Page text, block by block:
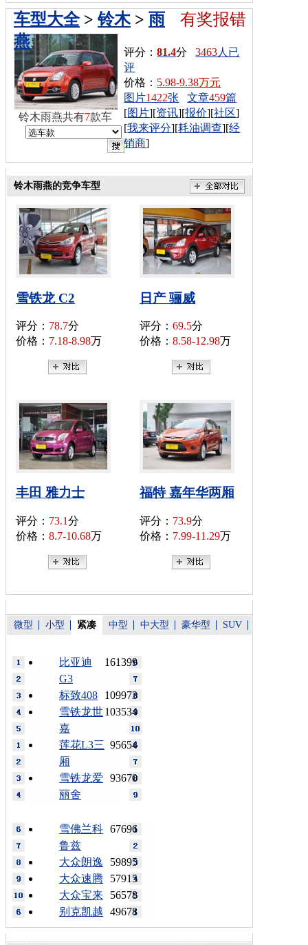
有奖报错
车型大全>铃木> 雨
燕
评分：81.4分3463人已
评
价格： 5.98-9.38万元
图片1422张 文章459篇
[图片][资讯][报价][社区]
[我来评分][耗油调查][经
销商]
铃木雨燕共有7款车
铃木雨燕的竞争车型
雪铁龙 C2
评分： 78.7分
价格： 7.18-8.98万
日产 骊威
评分： 69.5分
价格： 8.58-12.98万
丰田 雅力士
评分： 73.1分
价格： 8.7-10.68万
福特 嘉年华两厢
评分： 73.9分
价格： 7.99-11.29万
微型 小型 紧凑 中型 中大型 豪华型 SUV
161399
比亚迪
G3
109973
标致408
103534
雪铁龙世
嘉
95654
莲花L3三
厢
93670
雪铁龙爱
丽舍
67696
雪佛兰科
鲁兹
59895
大众朗逸
57915
大众速腾
56578
大众宝来
49678
别克凯越